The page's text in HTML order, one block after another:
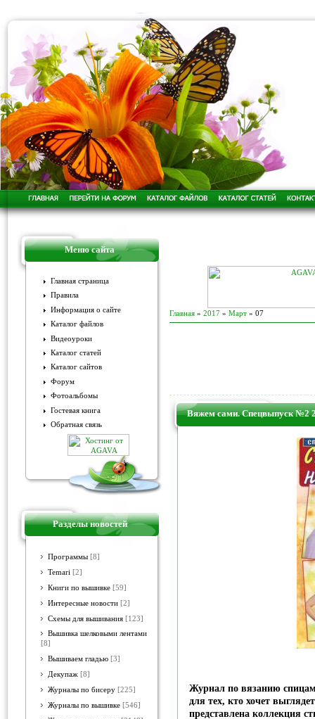
Меню сайта
Главная страница
Правила
Информация о сайте
Каталог файлов
Видеоуроки
Каталог статей
Каталог сайтов
Форум
Фотоальбомы
Гостевая книга
Обратная связь
Разделы новостей
Программы [8]
Temari [2]
Книги по вышивке [59]
Интересные новости [2]
Схемы для вышивания [123]
Вышивка шелковыми лентами
[8]
Вышиваем гладью [3]
Декупаж [8]
Журналы по бисеру [225]
Журналы по вышивке [546]
Главная » 2017 » Март » 07
Вяжем сами. Спецвыпуск №2
Журнал по вязанию
для тех, кто хочет
представлена коллекция